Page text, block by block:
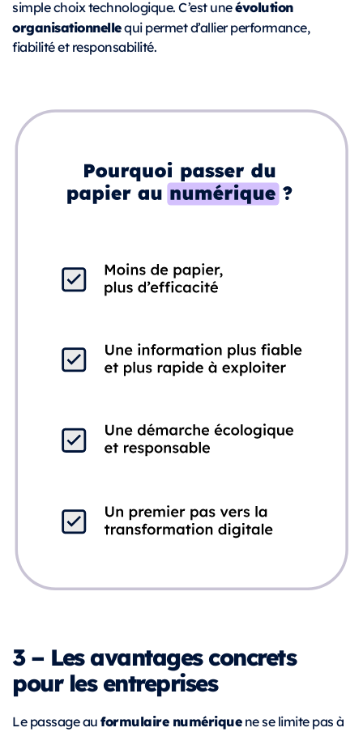
simple choix technologique. C’est uneévolution
organisationnellequi permet d’allier performance,
fiabilité et responsabilité.
3 – Les avantages concrets
pour les entreprises
Le passage auformulaire numériquene se limite pas à